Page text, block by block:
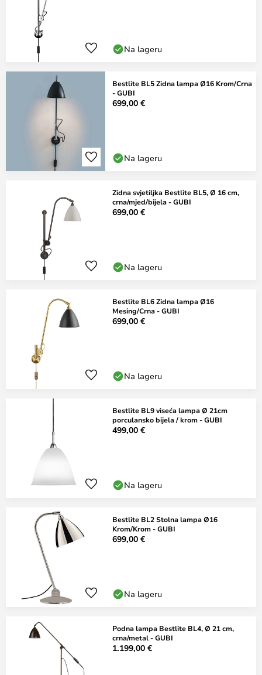
Na lageru
Bestlite BL5 Zidna lampa Ø16 Krom/Crna
- GUBI
699,00 €
Na lageru
Zidna svjetiljka Bestlite BL5, Ø 16 cm,
crna/mjed/bijela - GUBI
699,00 €
Na lageru
Bestlite BL6 Zidna lampa Ø16
Mesing/Crna - GUBI
699,00 €
Na lageru
Bestlite BL9 viseća lampa Ø 21cm
porculansko bijela / krom - GUBI
499,00 €
Na lageru
Bestlite BL2 Stolna lampa Ø16
Krom/Krom - GUBI
699,00 €
Na lageru
Podna lampa Bestlite BL4, Ø 21 cm,
crna/metal - GUBI
1.199,00 €